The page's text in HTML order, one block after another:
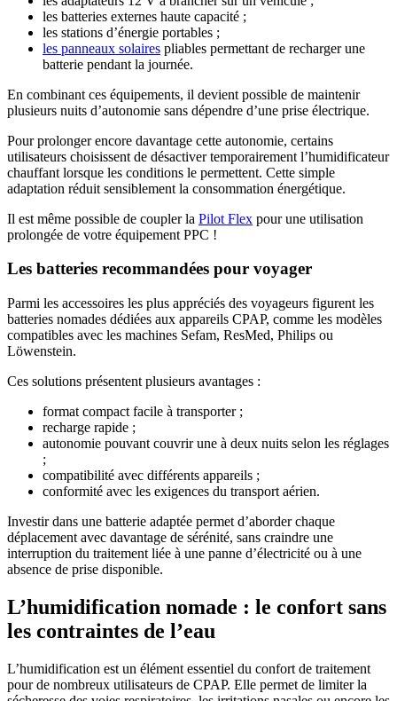
les batteries externes haute capacité ;
les stations d’énergie portables ;
les panneaux solaires pliables permettant de recharger une
batterie pendant la journée.
En combinant ces équipements, il devient possible de maintenir
plusieurs nuits d’autonomie sans dépendre d’une prise électrique.
Pour prolonger encore davantage cette autonomie, certains
utilisateurs choisissent de désactiver temporairement l’humidificateur
chauffant lorsque les conditions le permettent. Cette simple
adaptation réduit sensiblement la consommation énergétique.
Il est même possible de coupler la Pilot Flex pour une utilisation
prolongée de votre équipement PPC !
Les batteries recommandées pour voyager
Parmi les accessoires les plus appréciés des voyageurs figurent les
batteries nomades dédiées aux appareils CPAP, comme les modèles
compatibles avec les machines Sefam, ResMed, Philips ou
Löwenstein.
Ces solutions présentent plusieurs avantages :
format compact facile à transporter ;
recharge rapide ;
autonomie pouvant couvrir une à deux nuits selon les réglages
;
compatibilité avec différents appareils ;
conformité avec les exigences du transport aérien.
Investir dans une batterie adaptée permet d’aborder chaque
déplacement avec davantage de sérénité, sans craindre une
interruption du traitement liée à une panne d’électricité ou à une
absence de prise disponible.
L’humidification nomade : le confort sans
les contraintes de l’eau
L’humidification est un élément essentiel du confort de traitement
pour de nombreux utilisateurs de CPAP. Elle permet de limiter la